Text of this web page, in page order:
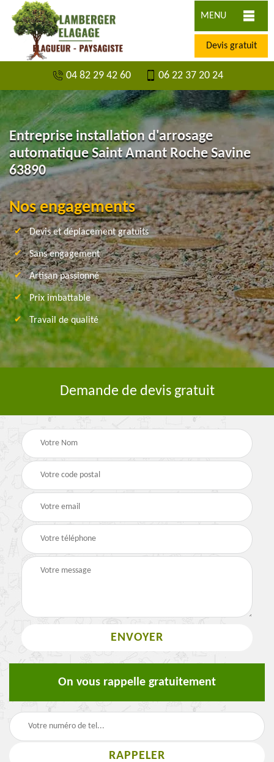
MENU
Devis gratuit
04 82 29 42 60 06 22 37 20 24
Entreprise installation d'arrosage
automatique Saint Amant Roche Savine
63890
Nos engagements
Devis et déplacement gratuits
Sans engagement
Artisan passionné
Prix imbattable
Travail de qualité
Demande de devis gratuit
On vous rappelle gratuitement